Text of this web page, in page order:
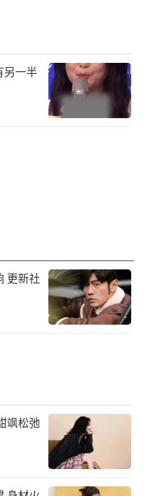
另一半
更新社
飒松弛